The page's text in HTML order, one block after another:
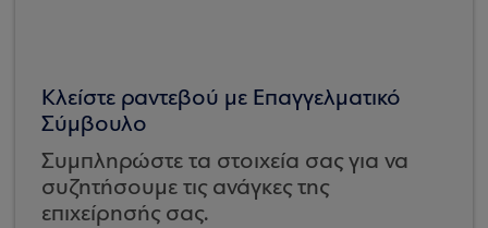
Κλείστε ραντεβού με Επαγγελματικό
Σύμβουλο
Συμπληρώστε τα στοιχεία σας για να
συζητήσουμε τις ανάγκες της
επιχείρησής σας.